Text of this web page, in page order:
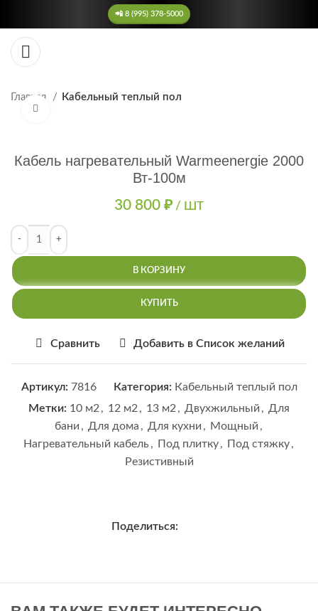
📲 8 (995) 378-5000
Главная Кабельный теплый пол
Кабель нагревательный Warmeenergie 2000
Вт-100м
30 800 ₽ / ШТ
В КОРЗИНУ
КУПИТЬ
Сравнить Добавить в Список желаний
Артикул: 7816 Категория: Кабельный теплый пол
Метки: 10 м2 , 12 м2 , 13 м2 , Двухжильный , Для
бани , Для дома , Для кухни , Мощный ,
Нагревательный кабель , Под плитку , Под стяжку ,
Резистивный
Поделиться: